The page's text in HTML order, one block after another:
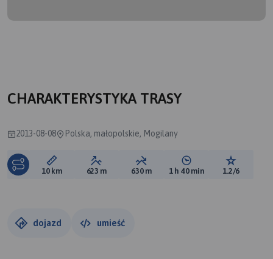
CHARAKTERYSTYKA TRASY
2013-08-08 Polska, małopolskie, Mogilany
Długość trasy:
10 km Suma przewyższeń:
623 m Suma spadków:
630 m Średni czas potrzebny
1 h 40 min Ocena
1.2/6
dojazd umieść